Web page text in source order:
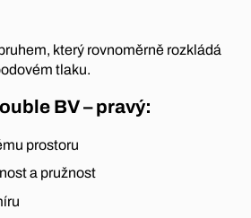
který rovnoměrně rozkládá
tlaku.
BV – pravý:
prostoru
a pružnost